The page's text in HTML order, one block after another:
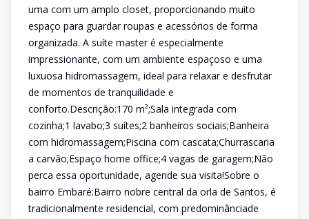
uma com um amplo closet, proporcionando muito
espaço para guardar roupas e acessórios de forma
organizada. A suíte master é especialmente
impressionante, com um ambiente espaçoso e uma
luxuosa hidromassagem, ideal para relaxar e desfrutar
de momentos de tranquilidade e
conforto.Descrição:170 m²;Sala integrada com
cozinha;1 lavabo;3 suítes;2 banheiros sociais;Banheira
com hidromassagem;Piscina com cascata;Churrascaria
a carvão;Espaço home office;4 vagas de garagem;Não
perca essa oportunidade, agende sua visita!Sobre o
bairro Embaré:Bairro nobre central da orla de Santos, é
tradicionalmente residencial, com predominânciade